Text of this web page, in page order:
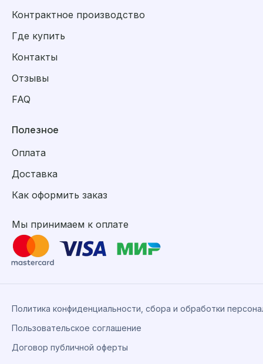
Контрактное производство
Где купить
Контакты
Отзывы
FAQ
Полезное
Оплата
Доставка
Как оформить заказ
Мы принимаем к оплате
Политика конфиденциальности, сбора и обработки
Пользовательское соглашение
Договор публичной оферты